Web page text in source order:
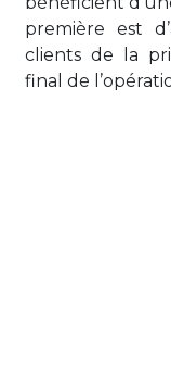
première est
clients de la
final de